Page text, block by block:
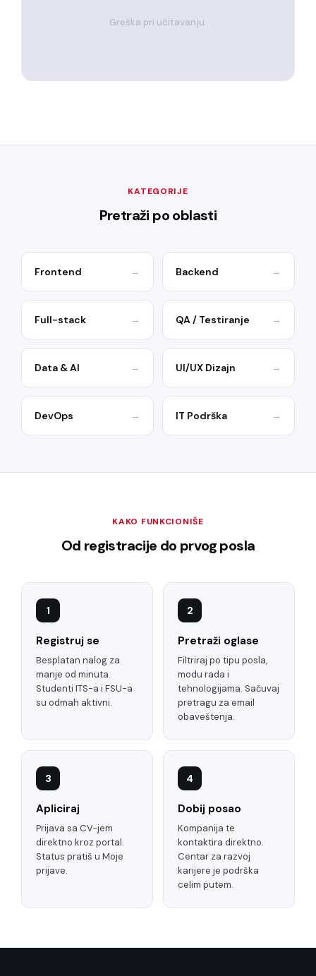
Greška pri učitavanju.
KATEGORIJE
Pretraži po oblasti
Frontend → Backend →
Full-stack → QA / Testiranje →
Data & AI → UI/UX Dizajn →
DevOps → IT Podrška →
KAKO FUNKCIONIŠE
Od registracije do prvog posla
1
Registruj se
Besplatan nalog za
manje od minuta.
Studenti ITS-a i FSU-a
su odmah aktivni.
2
Pretraži oglase
Filtriraj po tipu posla,
modu rada i
tehnologijama. Sačuvaj
pretragu za email
obaveštenja.
3
Apliciraj
Prijava sa CV-jem
direktno kroz portal.
Status pratiš u Moje
prijave.
4
Dobij posao
Kompanija te
kontaktira direktno.
Centar za razvoj
karijere je podrška
celim putem.